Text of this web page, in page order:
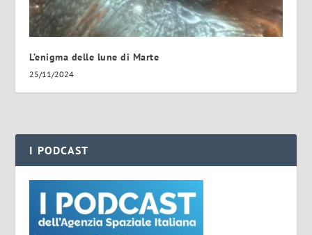
L’enigma delle lune di Marte
25/11/2024
I PODCAST